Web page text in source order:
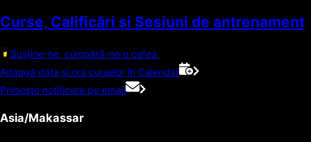
Curse, Calificări și Sesiuni de antrenament
Susține-ne, cumpără-ne o cafea.
Adaugă data și ora curselor în Calendar
Primește notificare pe email
Asia/Makassar